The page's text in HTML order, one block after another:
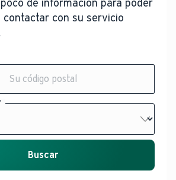
de información para poder
con su servicio
Buscar